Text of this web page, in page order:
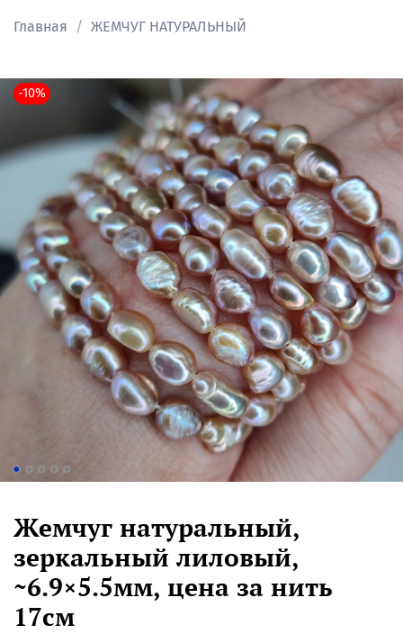
Главная ЖЕМЧУГ НАТУРАЛЬНЫЙ
-10%
Жемчуг натуральный,
зеркальный лиловый,
~6.9×5.5мм, цена за нить
17см